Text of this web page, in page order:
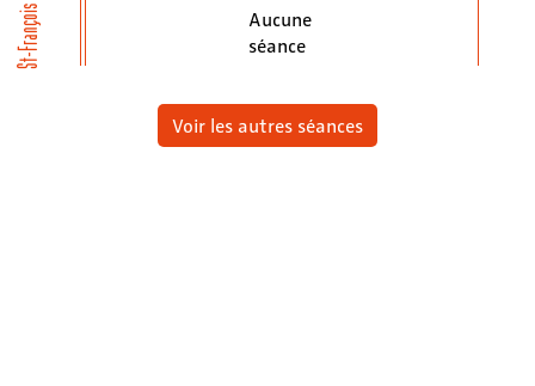
St-François
Aucune
séance
Voir les autres séances